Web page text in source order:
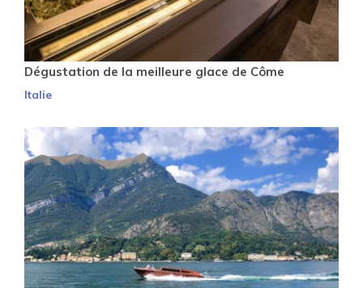
Dégustation de la meilleure glace de Côme
Italie